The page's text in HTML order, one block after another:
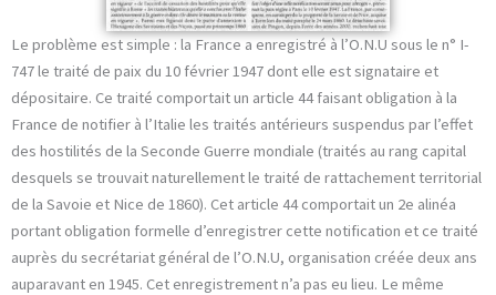
Le problème est simple : la France a enregistré à l’O.N.U sous le n° I-
747 le traité de paix du 10 février 1947 dont elle est signataire et
dépositaire. Ce traité comportait un article 44 faisant obligation à la
France de notifier à l’Italie les traités antérieurs suspendus par l’effet
des hostilités de la Seconde Guerre mondiale (traités au rang capital
desquels se trouvait naturellement le traité de rattachement territorial
de la Savoie et Nice de 1860). Cet article 44 comportait un 2e alinéa
portant obligation formelle d’enregistrer cette notification et ce traité
auprès du secrétariat général de l’O.N.U, organisation créée deux ans
auparavant en 1945. Cet enregistrement n’a pas eu lieu. Le même